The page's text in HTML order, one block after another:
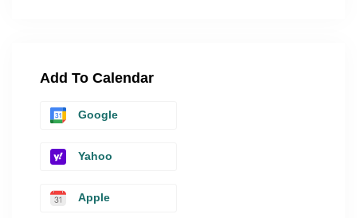
Add To Calendar
Google
Yahoo
Apple